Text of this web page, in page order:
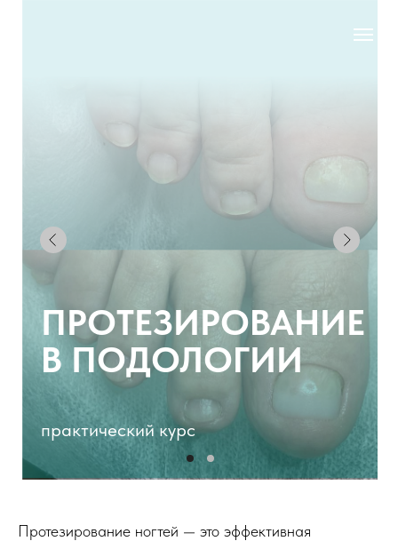
практический курс
ПРОТЕЗИРОВАНИЕ
В ПОДОЛОГИИ
Протезирование ногтей — это эффективная